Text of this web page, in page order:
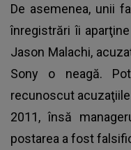
De asemenea, unii
înregistrări îi
Jason Malachi,
Sony o neagă.
recunoscut
2011, însă
postarea a fost